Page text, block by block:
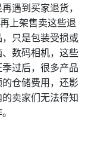
遇到买家退货，
上架售卖这些退
只是包装受损或
数码相机，这些
过后，很多产品
仓储费用，还影
卖家们无法得知